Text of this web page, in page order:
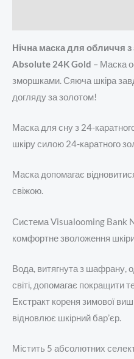
Нічна маска для обличчя
Absolute 24K Gold – Маска
зморшками. Сяюча шкіра
догляду за золотом!
Маска для сну з 24-
шкіру силою 24-каратного
Маска допомагає
свіжою.
Система Visualooming Bank
комфортне зволоження
Вода, витягнута з шафрану,
світі, допомагає покращити
Екстракт кореня зимової
відновлює шкірний бар’єр.
Містить 5 абсолютних